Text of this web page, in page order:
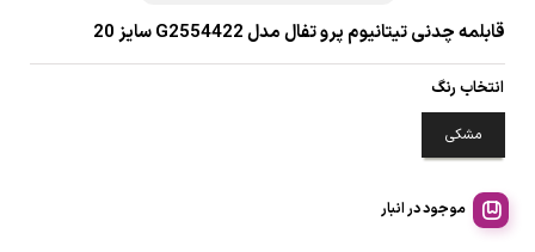
قابلمه چدنی تیتانیوم پرو تفال مدل G2554422 سایز 20
انتخاب رنگ
مشکی
موجود در انبار